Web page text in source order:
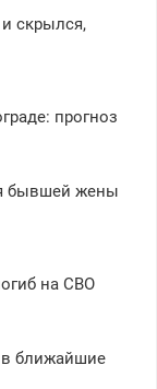
скрылся,
прогноз
бывшей жены
на СВО
в ближайшие